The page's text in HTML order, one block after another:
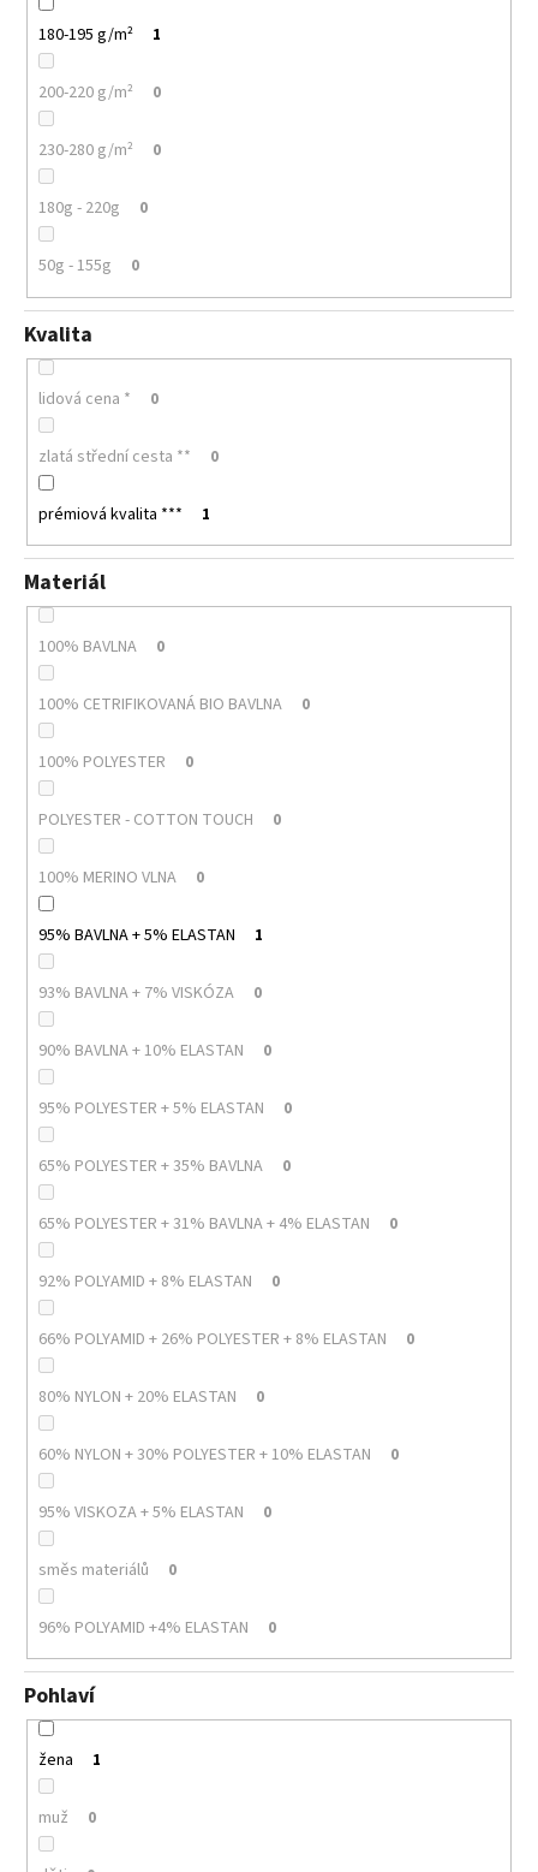
180-195 g/m² 1
200-220 g/m² 0
230-280 g/m² 0
180g - 220g 0
50g - 155g 0
Kvalita
lidová cena * 0
zlatá střední cesta ** 0
prémiová kvalita *** 1
Materiál
100% BAVLNA 0
100% CETRIFIKOVANÁ BIO BAVLNA 0
100% POLYESTER 0
POLYESTER - COTTON TOUCH 0
100% MERINO VLNA 0
95% BAVLNA + 5% ELASTAN 1
93% BAVLNA + 7% VISKÓZA 0
90% BAVLNA + 10% ELASTAN 0
95% POLYESTER + 5% ELASTAN 0
65% POLYESTER + 35% BAVLNA 0
65% POLYESTER + 31% BAVLNA + 4% ELASTAN 0
92% POLYAMID + 8% ELASTAN 0
66% POLYAMID + 26% POLYESTER + 8% ELASTAN 0
80% NYLON + 20% ELASTAN 0
60% NYLON + 30% POLYESTER + 10% ELASTAN 0
95% VISKOZA + 5% ELASTAN 0
směs materiálů 0
96% POLYAMID +4% ELASTAN 0
Pohlaví
žena 1
muž 0